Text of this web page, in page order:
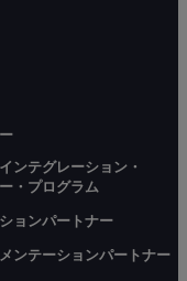
ンテグレーション・
・プログラム
ョンパートナー
ンテーションパートナー